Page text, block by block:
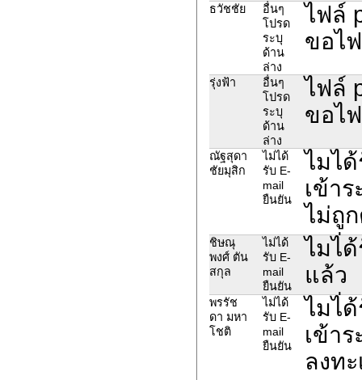
ธวัชชัย
อื่นๆ
โปรด
ระบุ
ด้าน
ล่าง
ไฟล์
ขอไ
รุ่งฟ้า
อื่นๆ
โปรด
ระบุ
ด้าน
ล่าง
ไฟล์
ขอไ
ณัฐสุดา
ชัยมุสิก
ไม่ได้
รับ E-
mail
ยืนยัน
ไมไ
เข้า
ไม่ถู
ชิษณุ
พงศ์ ตัน
สกุล
ไม่ได้
รับ E-
mail
ยืนยัน
ไมไ่
แล้ว
พรรัช
ดา มหา
โชติ
ไม่ได้
รับ E-
mail
ยืนยัน
ไมไ่
เข้า
ลงท